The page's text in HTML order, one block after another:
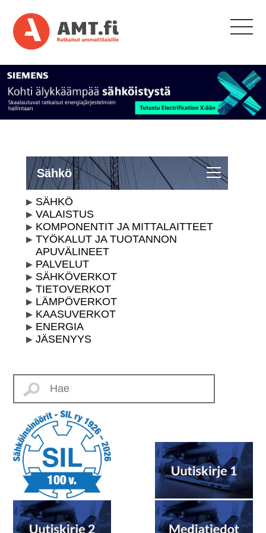
Sähkö
SÄHKÖ
VALAISTUS
KOMPONENTIT JA MITTALAITTEET
TYÖKALUT JA TUOTANNON
APUVÄLINEET
PALVELUT
SÄHKÖVERKOT
TIETOVERKOT
LÄMPÖVERKOT
KAASUVERKOT
ENERGIA
JÄSENYYS